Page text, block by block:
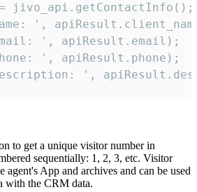
jivo_api.getContactInfo();
',
', apiResult.email);
', apiResult.phone);
',
to get a unique visitor number in
sequentially: 1, 2, 3, etc. Visitor
agent's App and archives and can be used
with the CRM data.